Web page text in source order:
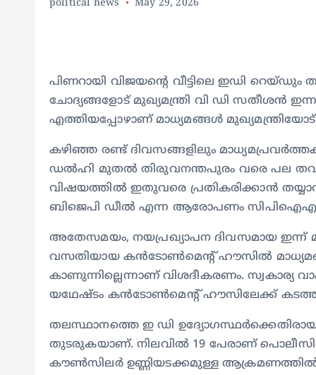
political news May 29, 2026
പിണറായി വിജയന്റെ വീട്ടിലെ ഇഡി
ചോദ്യങ്ങളോട് മുഖ്യമന്ത്രി വി ഡി സതീശൻ
എത്തിയപ്പോഴാണ് മാധ്യമങ്ങൾ
കഴിഞ്ഞ രണ്ട് ദിവസങ്ങളിലും
ഡൽഹി മുതൽ തിരുവനന്തപുരം വരെ പല
വിഷയത്തിൽ ഇതുവരെ പ്രതികരിക്കാൻ
ബിജെപി ഡീൽ എന്ന ആരോപണം
അതേസമയം, നയപ്രഖ്യാപന ദിവസമായ ഇന്ന്
വസതിയായ കൻടോൺമെൻ്റ് ഹൗസിൽ
കാണുന്നില്ലെന്നാണ് വിശദീകരണം. സ്വകാര്യ
യഥേഷ്‌ടം കൻടോൺമെൻ്റ് ഹൗസിലേക്ക്
തലസ്ഥാനത്തെ ഇ ഡി
തുടരുകയാണ്. നിലവിൽ 19 പേരാണ്
കൗൺസിലർ ഉണ്ണിയടക്കമുള്ള